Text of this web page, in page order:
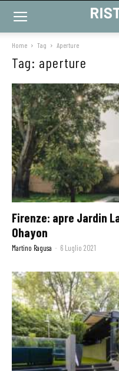
Home Tag Aperture
Tag: aperture
Firenze: apre Jardin
Ohayon
Martino Ragusa - 6 Luglio 2021